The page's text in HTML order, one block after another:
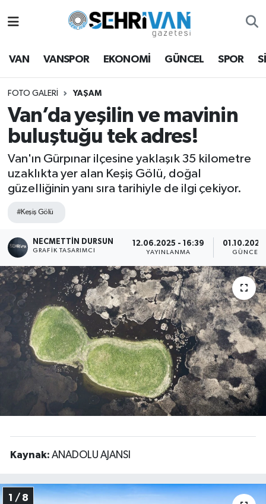
VAN VANSPOR EKONOMİ GÜNCEL SPOR
FOTO GALERI YAŞAM
Van’da yeşilin ve mavinin
buluştuğu tek adres!
Van'ın Gürpınar ilçesine yaklaşık 35 kilometre
uzaklıkta yer alan Keşiş Gölü, doğal
güzelliğinin yanı sıra tarihiyle de ilgi çekiyor.
#Keşiş Gölü
NECMETTİN DURSUN
GRAFIK TASARIMCI
12.06.2025 - 16:39
YAYINLANMA
01.10.2025
Kaynak: ANADOLU AJANSI
1 / 8
Van Hava Durumu
VAN Namaz Vakitleri
Van Trafik Yoğunluk Haritası
Süper Lig Puan Durumu ve Fikstür
Tüm Manşetler